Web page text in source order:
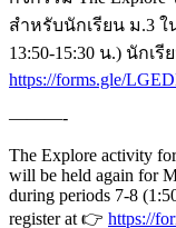
สำหรับนักเรียน ม.3 ใ
13:50-15:30 น.) นักเ
https://forms.gle/
———-
The Explore activity
will be held again for
during periods 7-8
register at 👉 https://